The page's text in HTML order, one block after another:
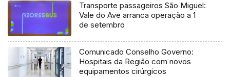
Transporte passageiros São Miguel:
Vale do Ave arranca operação a 1
de setembro
Comunicado Conselho Governo:
Hospitais da Região com novos
equipamentos cirúrgicos